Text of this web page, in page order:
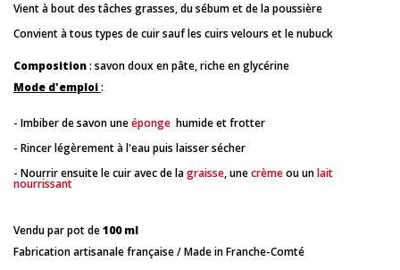
Vient à bout des tâches grasses, du sébum et de la poussière
Convient à tous types de cuir sauf les cuirs velours et le nubuck
Composition: savon doux en pâte, riche en glycérine
Mode d'emploi:
- Imbiber de savon uneéponge humide et frotter
- Rincer légèrement à l'eau puis laisser sécher
- Nourrir ensuite le cuir avec de lagraisse, unecrèmeou unlait
nourrissant
Vendu par pot de100 ml
Fabrication artisanale française / Made in Franche-Comté